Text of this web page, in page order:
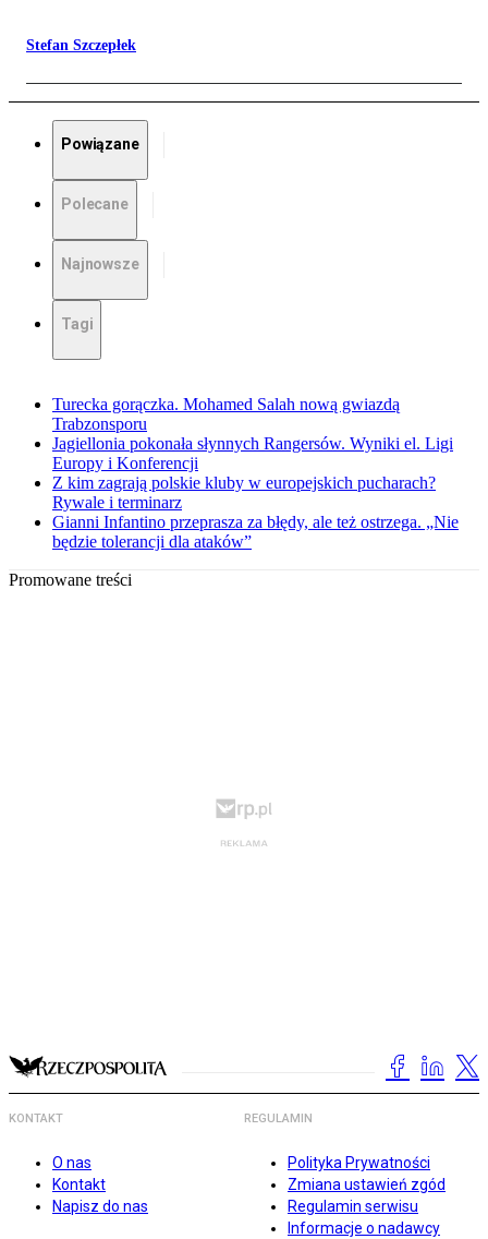
Stefan Szczepłek
Powiązane
Polecane
Najnowsze
Tagi
Turecka gorączka. Mohamed Salah nową gwiazdą
Trabzonsporu
Jagiellonia pokonała słynnych Rangersów. Wyniki el. Ligi
Europy i Konferencji
Z kim zagrają polskie kluby w europejskich pucharach?
Rywale i terminarz
Gianni Infantino przeprasza za błędy, ale też ostrzega. „Nie
będzie tolerancji dla ataków”
Promowane treści
KONTAKT
O nas
Kontakt
Napisz do nas
REGULAMIN
Polityka Prywatności
Zmiana ustawień zgód
Regulamin serwisu
Informacje o nadawcy